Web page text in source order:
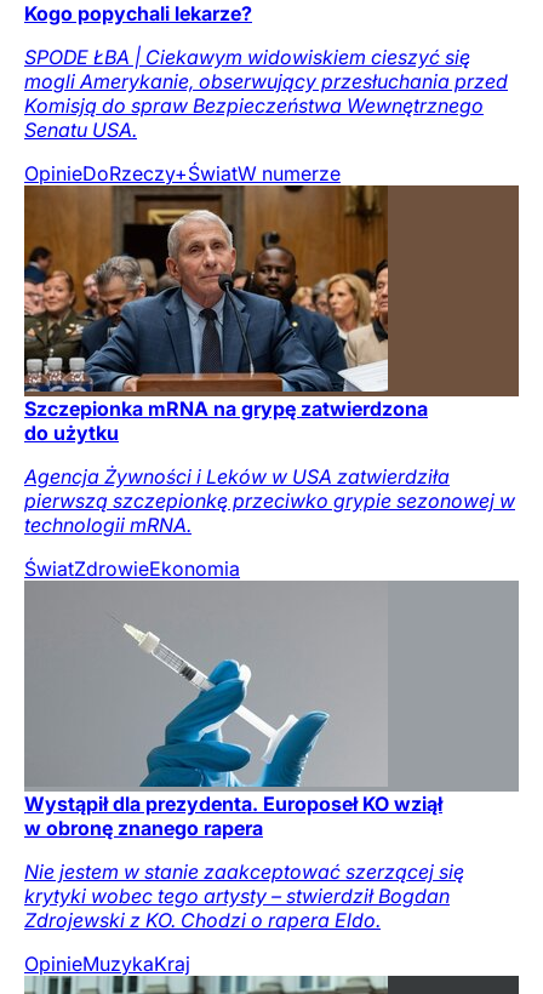
Kogo popychali lekarze?
SPODE ŁBA | Ciekawym widowiskiem cieszyć się
mogli Amerykanie, obserwujący przesłuchania przed
Komisją do spraw Bezpieczeństwa Wewnętrznego
Senatu USA.
OpinieDoRzeczy+ŚwiatW numerze
Szczepionka mRNA na grypę zatwierdzona
do użytku
Agencja Żywności i Leków w USA zatwierdziła
pierwszą szczepionkę przeciwko grypie sezonowej w
technologii mRNA.
ŚwiatZdrowieEkonomia
Wystąpił dla prezydenta. Europoseł KO wziął
w obronę znanego rapera
Nie jestem w stanie zaakceptować szerzącej się
krytyki wobec tego artysty – stwierdził Bogdan
Zdrojewski z KO. Chodzi o rapera Eldo.
OpinieMuzykaKraj